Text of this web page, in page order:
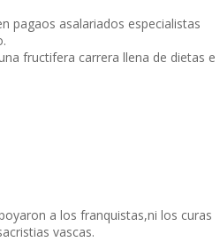
pagaos asalariados especialistas
fructifera carrera llena de dietas e
a los franquistas,ni los curas
vascas.